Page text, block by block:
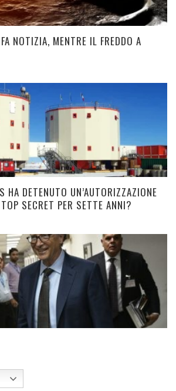
NOTIZIA, MENTRE IL FREDDO A
HA DETENUTO UN’AUTORIZZAZIONE
SECRET PER SETTE ANNI?